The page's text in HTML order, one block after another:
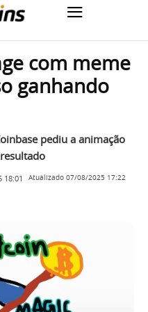
com meme
ganhando
pediu a animação
18:01 Atualizado 07/08/2025 17:22